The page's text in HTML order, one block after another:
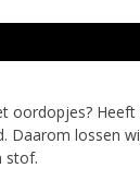
oordopjes?
Daarom lossen
stof.